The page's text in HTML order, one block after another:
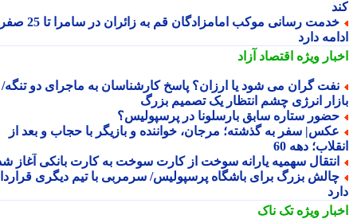
خدمت رسانی موکب امامزادگان قم به زائران در سامرا تا 25 صفر
دارد
ویژهاقتصاد آزاد
گران می شود یا ارزان؟ پاسخ کارشناسان به ماجرای دو تنگه/
انرژی چشم انتظار یک تصمیم بزرگ
ستاره سابق بارسلونا در پرسپولیس؟
سفر به گذشته؛ مرجان، خواننده و بازیگر با حجاب و بعد از
دهه 60
سهمیه یارانه سوخت از کارت سوخت به کارت بانکی آغاز شد
بزرگ برای باشگاه پرسپولیس/ سرمربی با تیم دیگری قرارداد
ویژهتک ناک